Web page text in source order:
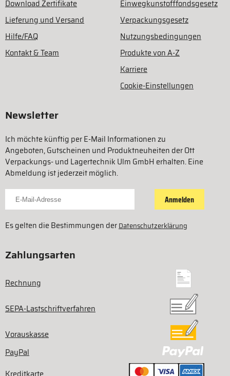
Download Zertifikate
Lieferung und Versand
Hilfe/FAQ
Kontakt & Team
Einwegkunstofffondsgesetz
Verpackungsgesetz
Nutzungsbedingungen
Produkte von A-Z
Karriere
Cookie-Einstellungen
Newsletter
Ich möchte künftig per E-Mail Informationen zu
Angeboten, Gutscheinen und Produktneuheiten der Ott
Verpackungs- und Lagertechnik Ulm GmbH erhalten. Eine
Abmeldung ist jederzeit möglich.
Für Newsletter anmelden
Anmelden
Es gelten die Bestimmungen derDatenschutzerklärung
Zahlungsarten
Rechnung
SEPA-Lastschriftverfahren
Vorauskasse
PayPal